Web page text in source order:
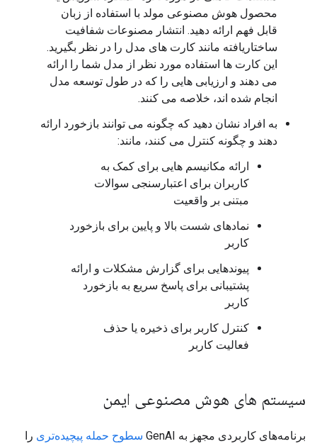
محصول هوش مصنوعی مولد با استفاده از زبان
قابل فهم ارائه دهید. انتشار مصنوعات شفافیت
ساختاریافته مانند کارت های مدل را در نظر بگیرید.
این کارت ها استفاده مورد نظر از مدل شما را ارائه
می دهند و ارزیابی هایی را که در طول توسعه مدل
انجام شده اند، خلاصه می کنند.
به افراد نشان دهید که چگونه می توانند بازخورد ارائه
دهند و چگونه کنترل می کنند، مانند:
ارائه مکانیسم هایی برای کمک به
کاربران برای اعتبارسنجی سوالات
مبتنی بر واقعیت
نمادهای شست بالا و پایین برای بازخورد
کاربر
پیوندهایی برای گزارش مشکلات و ارائه
پشتیبانی برای پاسخ سریع به بازخورد
کاربر
کنترل کاربر برای ذخیره یا حذف
فعالیت کاربر
سیستم های هوش مصنوعی ایمن
برنامه‌های کاربردی مجهز به GenAI سطوح حمله پیچیده‌تری را